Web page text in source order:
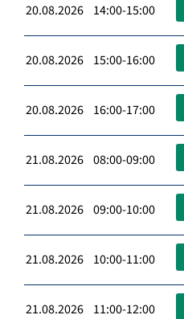
20.08.2026 14:00-15:00
20.08.2026 15:00-16:00
20.08.2026 16:00-17:00
21.08.2026 08:00-09:00
21.08.2026 09:00-10:00
21.08.2026 10:00-11:00
21.08.2026 11:00-12:00